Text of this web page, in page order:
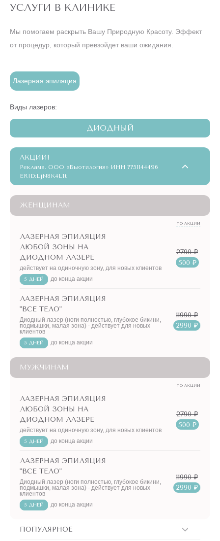
УСЛУГИ В КЛИНИКЕ
Мы помогаем раскрыть Вашу Природную Красоту. Эффект
от процедур, который превзойдет ваши ожидания.
Лазерная эпиляция
Виды лазеров:
ДИОДНЫЙ
АКЦИИ!
Реклама. ООО «Бьютилогия» ИНН 7751144496
ERID:LjN8K4L1t
ЖЕНЩИНАМ
ПО АКЦИИ
ЛАЗЕРНАЯ ЭПИЛЯЦИЯ
ЛЮБОЙ ЗОНЫ НА
ДИОДНОМ ЛАЗЕРЕ
действует на одиночную зону, для новых клиентов
5 ДНЕЙ до конца акции
2790 ₽
500 ₽
ЛАЗЕРНАЯ ЭПИЛЯЦИЯ
"ВСЕ ТЕЛО"
Диодный лазер (ноги полностью, глубокое бикини,
подмышки, малая зона) - действует для новых
клиентов
5 ДНЕЙ до конца акции
11990 ₽
2990 ₽
МУЖЧИНАМ
ПО АКЦИИ
ЛАЗЕРНАЯ ЭПИЛЯЦИЯ
ЛЮБОЙ ЗОНЫ НА
ДИОДНОМ ЛАЗЕРЕ
действует на одиночную зону, для новых клиентов
5 ДНЕЙ до конца акции
2790 ₽
500 ₽
ЛАЗЕРНАЯ ЭПИЛЯЦИЯ
"ВСЕ ТЕЛО"
Диодный лазер (ноги полностью, глубокое бикини,
подмышки, малая зона) - действует для новых
клиентов
5 ДНЕЙ до конца акции
11990 ₽
2990 ₽
ПОПУЛЯРНОЕ